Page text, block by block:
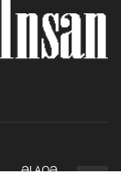
ƏLAQƏ